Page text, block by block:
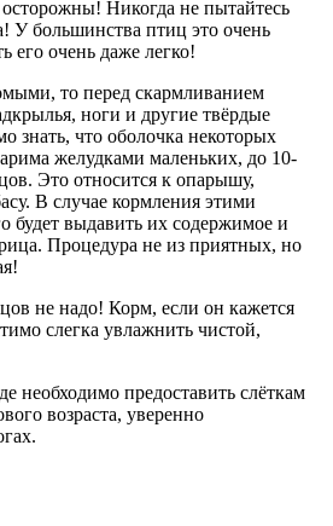
осторожны! Никогда не пытайтесь
У большинства птиц это очень
его очень даже легко!
то перед скармливанием
ноги и другие твёрдые
знать, что оболочка некоторых
желудками маленьких, до 10-
Это относится к опарышу,
В случае кормления этими
будет выдавить их содержимое и
Процедура не из приятных, но
не надо! Корм, если он кажется
слегка увлажнить чистой,
необходимо предоставить слёткам
возраста, уверенно